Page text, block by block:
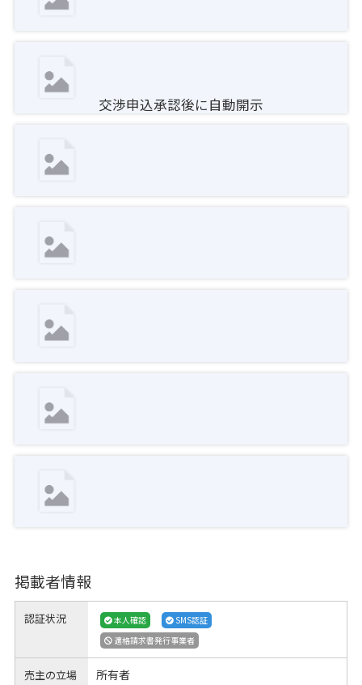
交渉申込承認後に自動開示
掲載者情報
認証状況 本人確認
SMS認証
適格請求書発行事業者
売主の立場 所有者